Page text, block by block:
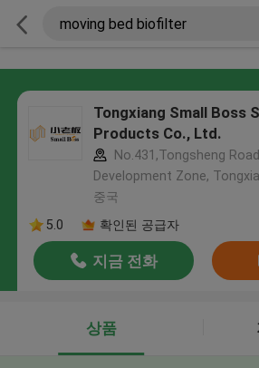
Tongxiang Small Boss
Products Co., Ltd.
No.431,Tongsheng
Development Zone,
중국
5.0
확인된 공급자
지금 전화
상품